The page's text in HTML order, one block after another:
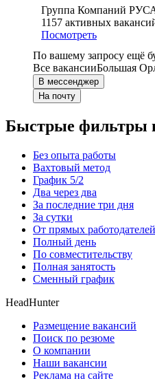
Группа Компаний
1157 активных
Посмотреть
По вашему запросу ещё
Все вакансииБольшая
В мессенджер
На почту
Быстрые фильтры
Без опыта работы
Вахтовый метод
График 5/2
Два через два
За последние три дня
За сутки
От прямых работодателей
Полный день
По совместительству
Полная занятость
Сменный график
HeadHunter
Размещение вакансий
Поиск по резюме
О компании
Наши вакансии
Реклама на сайте